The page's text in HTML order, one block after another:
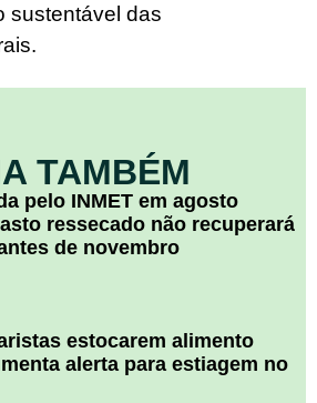
sustentável das
TAMBÉM
pelo INMET em agosto
ressecado não recuperará
de novembro
estocarem alimento
alerta para estiagem no